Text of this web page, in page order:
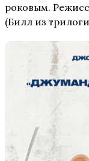
роковым.
(Билл из